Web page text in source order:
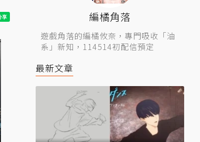
編橘角落
遊戲角落的編橘攸奈，專門吸收「油
系」新知，114514初配信預定
最新文章